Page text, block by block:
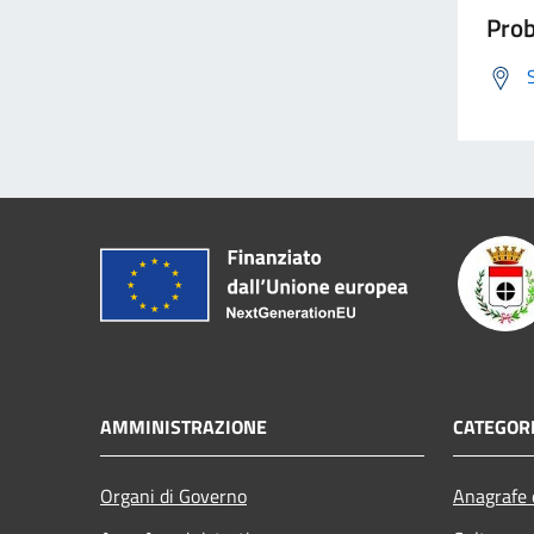
AMMINISTRAZIONE
Organi di Governo